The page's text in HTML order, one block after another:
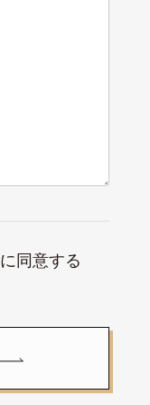
に同意する